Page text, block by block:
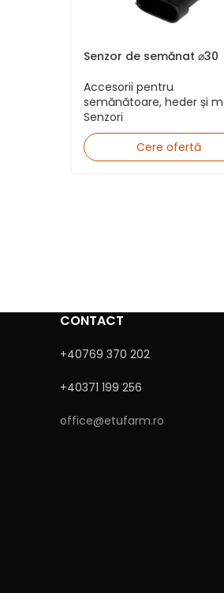
Senzor de semănat ⌀30
Accesorii pentru
semănătoare, heder și
Senzori
Cere ofertă
CONTACT
+40769 370 202
+40371 199 256
office@etufarm.ro